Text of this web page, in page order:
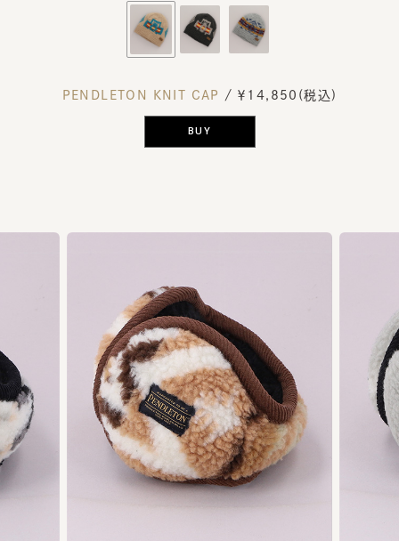
PENDLETON KNIT CAP / ￥14,850(税込)
BUY